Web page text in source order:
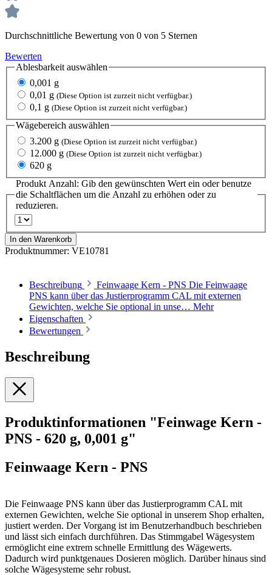
Durchschnittliche Bewertung von 0 von 5 Sternen
Bewerten
Ablesbarkeitauswählen
0,001 g
0,01 g (Diese Option ist zurzeit nicht verfügbar.)
0,1 g (Diese Option ist zurzeit nicht verfügbar.)
Wägebereich auswählen
3.200 g (Diese Option ist zurzeit nicht verfügbar.)
12.000 g (Diese Option ist zurzeit nicht verfügbar.)
620 g
Produkt Anzahl: Gib den gewünschten Wert ein oder benutze
die Schaltflächen um die Anzahl zu erhöhen oder zu
reduzieren.
In den Warenkorb
Produktnummer: VE10781
Beschreibung
Feinwaage Kern - PNS Die Feinwaage
PNS kann über das Justierprogramm CAL mit externen
Gewichten, welche Sie optional in unse… Mehr
Eigenschaften
Bewertungen
Beschreibung
Produktinformationen "Feinwage Kern -
PNS - 620 g, 0,001 g"
Feinwaage Kern - PNS
Die Feinwaage PNS kann über das Justierprogramm CAL mit
externen Gewichten, welche Sie optional in unserem Shop erhalten,
justiert werden. Der Vorgang ist im Benutzerhandbuch beschrieben
und lässt sich einfach durchführen. Das Stimmgabel Wägesystem
ermöglicht eine extrem schnelle Ermittlung des Wägewerts.
Dadurch wird punktgenaues Dosieren möglich. Darüber hinaus sind
solche Wägesysteme sehr robust.